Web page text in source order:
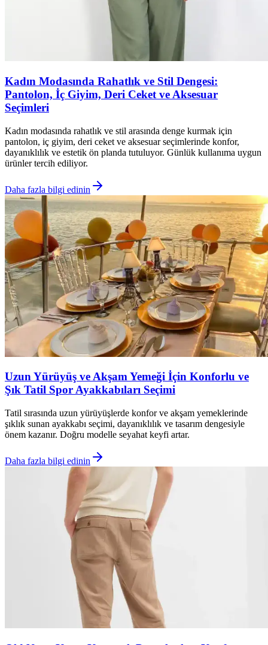
Kadın Modasında Rahatlık ve Stil Dengesi:
Pantolon, İç Giyim, Deri Ceket ve Aksesuar
Seçimleri
Kadın modasında rahatlık ve stil arasında denge kurmak için
pantolon, iç giyim, deri ceket ve aksesuar seçimlerinde konfor,
dayanıklılık ve estetik ön planda tutuluyor. Günlük kullanıma uygun
ürünler tercih ediliyor.
Daha fazla bilgi edinin
Uzun Yürüyüş ve Akşam Yemeği İçin Konforlu ve
Şık Tatil Spor Ayakkabıları Seçimi
Tatil sırasında uzun yürüyüşlerde konfor ve akşam yemeklerinde
şıklık sunan ayakkabı seçimi, dayanıklılık ve tasarım dengesiyle
önem kazanır. Doğru modelle seyahat keyfi artar.
Daha fazla bilgi edinin